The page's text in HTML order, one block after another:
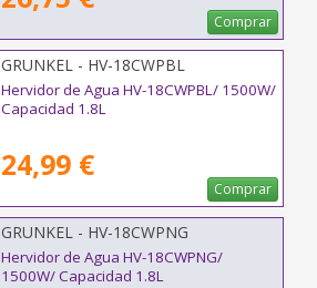
Comprar
GRUNKEL - HV-18CWPBL
Hervidor de Agua HV-18CWPBL/ 1500W/
Capacidad 1.8L
24,99 €
Comprar
GRUNKEL - HV-18CWPNG
Hervidor de Agua HV-18CWPNG/
1500W/ Capacidad 1.8L